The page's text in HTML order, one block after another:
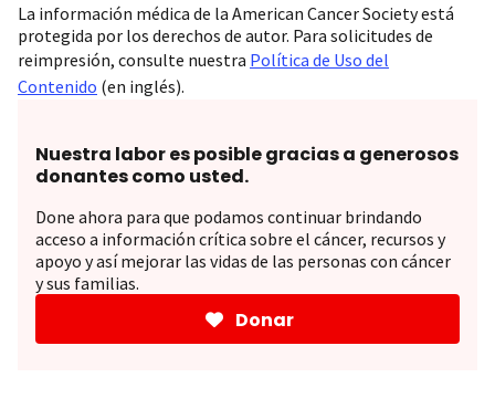
La información médica de la American Cancer Society está
protegida por los derechos de autor. Para solicitudes de
reimpresión, consulte nuestra Política de Uso del
Contenido (en inglés).
Nuestra labor es posible gracias a generosos
donantes como usted.
Done ahora para que podamos continuar brindando
acceso a información crítica sobre el cáncer, recursos y
apoyo y así mejorar las vidas de las personas con cáncer
y sus familias.
Donar